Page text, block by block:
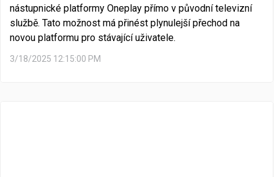
nástupnické platformy Oneplay přímo v původní televizní
službě. Tato možnost má přinést plynulejší přechod na
novou platformu pro stávající uživatele.
3/18/2025 12:15:00 PM